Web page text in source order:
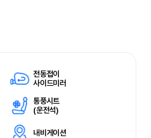
전동접이
사이드미러
통풍시트
(운전석)
내비게이션